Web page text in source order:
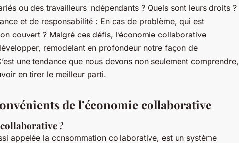
ou des travailleurs indépendants ? Quels sont leurs droits ?
et de responsabilité : En cas de problème, qui est
couvert ? Malgré ces défis, l’économie collaborative
remodelant en profondeur notre façon de
une tendance que nous devons non seulement comprendre,
en tirer le meilleur parti.
de l’économie collaborative
collaborative ?
appelée la consommation collaborative, est un système